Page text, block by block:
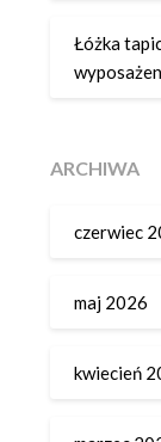
Łóżka
ARCHIWA
czerwiec
maj 2026
kwiecień